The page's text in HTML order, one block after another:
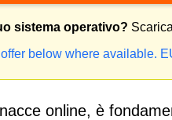
sistema operativo?
below where available.
online, è